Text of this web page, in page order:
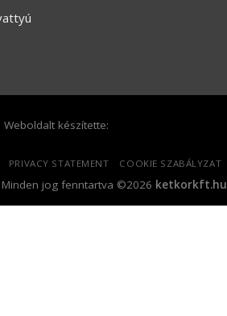
Weboldalt készítette:
PRIVACY STATEMENT COOKIE SZABÁLYZAT
Minden jog fenntartva ©2026 ketkorkft.hu